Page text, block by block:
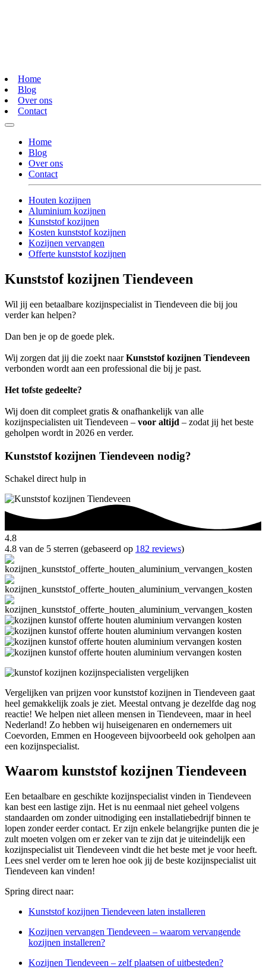
Home
Blog
Over ons
Contact
Home
Blog
Over ons
Contact
Houten kozijnen
Aluminium kozijnen
Kunststof kozijnen
Kosten kunststof kozijnen
Kozijnen vervangen
Offerte kunststof kozijnen
Kunststof kozijnen Tiendeveen
Wil jij een betaalbare kozijnspecialist in Tiendeveen die bij jou
verder kan helpen?
Dan ben je op de goede plek.
Wij zorgen dat jij die zoekt naarKunststof kozijnen Tiendeveen
verbonden wordt aan een professional die bij je past.
Het tofste gedeelte?
Wij doen dit compleet gratis & onafhankelijk van alle
kozijnspecialisten uit Tiendeveen – voor altijd – zodat jij het beste
geholpen wordt in 2026 en verder.
Kunststof kozijnen Tiendeveen nodig?
Schakel direct hulp in
4.8
4.8 van de 5 sterren (gebaseerd op 182 reviews)
Vergelijken van prijzen voor kunststof kozijnen in Tiendeveen gaat
heel gemakkelijk zoals je ziet. Meestal ontvang je dezelfde dag nog
reactie! We helpen niet alleen mensen in Tiendeveen, maar in heel
Nederland! Zo hebben wij huiseigenaren en ondernemers uit
Coevorden, Emmen en Hoogeveen bijvoorbeeld ook geholpen aan
een kozijnspecialist.
Waarom kunststof kozijnen Tiendeveen
Een betaalbare en geschikte kozijnspecialist vinden in Tiendeveen
kan best een lastige zijn. Het is nu eenmaal niet geheel volgens
standaarden om zonder uitnodiging een installatiebedrijf binnen te
lopen zonder eerder contact. Er zijn enkele belangrijke punten die je
zult moeten volgen om er zeker van te zijn dat je uiteindelijk een
kozijnspecialist uit Tiendeveen vindt die het beste met je voor heeft.
Lees snel verder om te leren hoe ook jij de beste kozijnspecialist uit
Tiendeveen kan vinden!
Spring direct naar:
Kunststof kozijnen Tiendeveen laten installeren
Kozijnen vervangen Tiendeveen – waarom vervangende
kozijnen installeren?
Kozijnen Tiendeveen – zelf plaatsen of uitbesteden?